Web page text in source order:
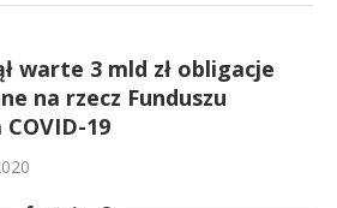
warte 3 mld zł obligacje
na rzecz Funduszu
19